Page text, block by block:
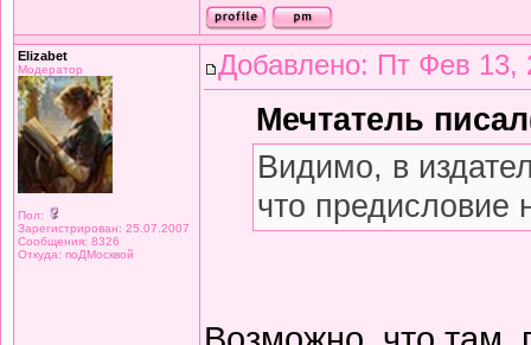
Elizabet
Модератор
Пол:
Зарегистрирован: 25.07.2007
Сообщения: 8326
Откуда: поДМосквой
Добавлено: Пт Фев 13,
Мечтатель
Видимо, в
что предисловие